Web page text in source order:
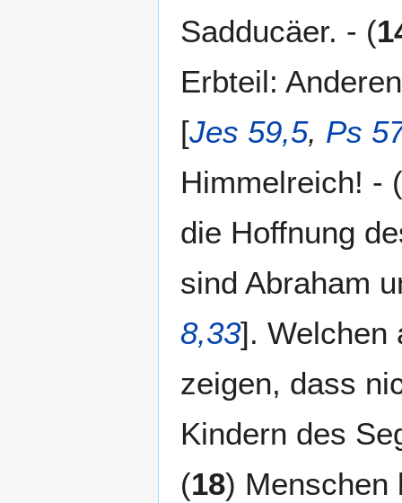
Sadducäer. - (
Erbteil:
[Jes 59,5, Ps
Himmelreich! - (
die Hoffnung
sind Abraham
8,33]. Welchen
zeigen, dass
Kindern des
(18) Menschen